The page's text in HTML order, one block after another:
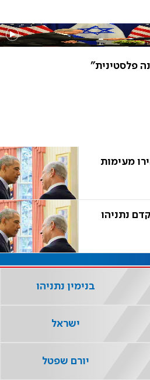
פלסטינית"
מעימות
נתניהו
בנימין נתניהו
ישראל
יורם שפטל